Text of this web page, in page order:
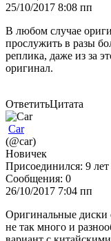
25/10/2017 8:08 пп
В любом случае
прослужить в разы
реплика, даже из за
оригинал.
ОтветитьЦитата
Car
(@car)
Новичек
Присоединился: 9 лет
Сообщения: 0
26/10/2017 7:04 пп
Оригинальные диски
не так много и